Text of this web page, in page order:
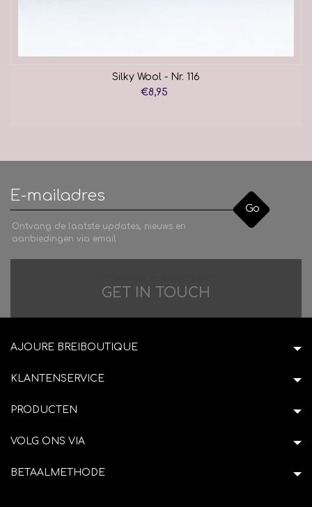
Silky Wool - Nr. 116
€8,95
Go
Ontvang de laatste updates, nieuws en
aanbiedingen via email
GET IN TOUCH
AJOURE BREIBOUTIQUE
KLANTENSERVICE
PRODUCTEN
VOLG ONS VIA
BETAALMETHODE